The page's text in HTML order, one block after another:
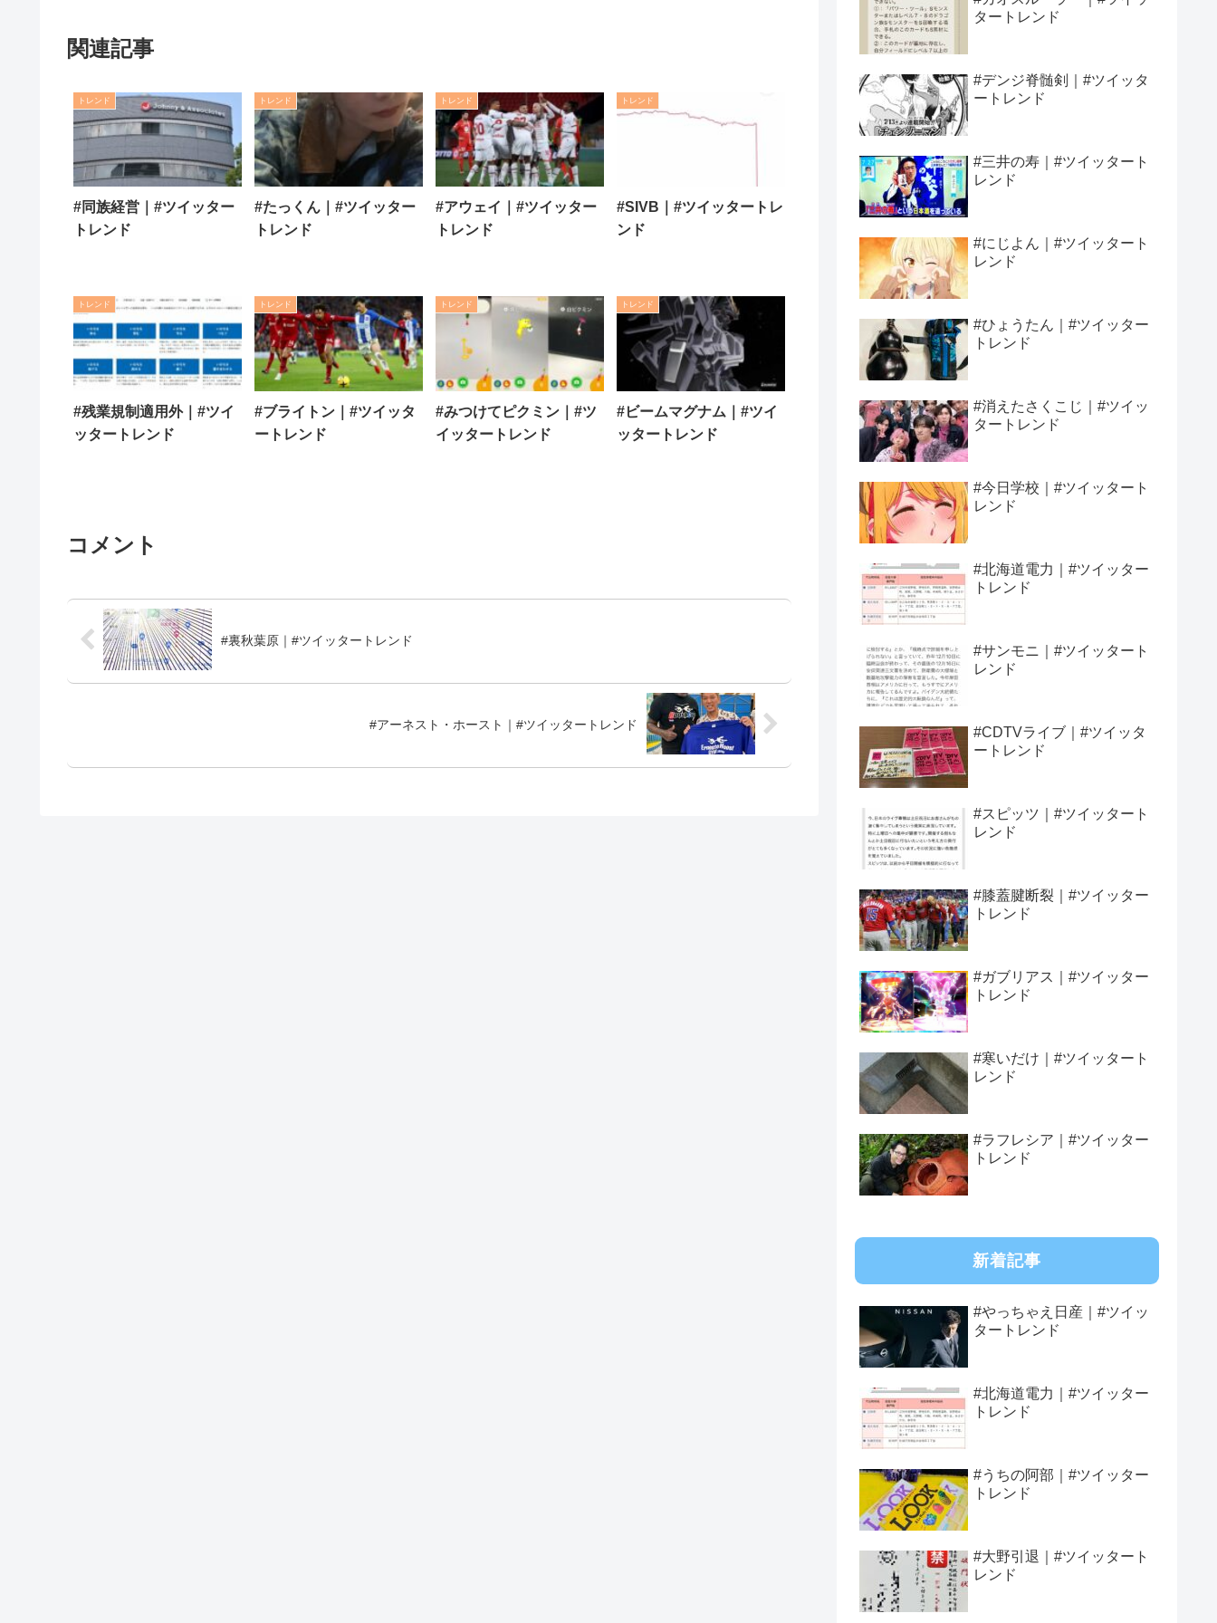
関連記事
トレンド
#同族経営｜#ツイッター
トレンド
トレンド
#たっくん｜#ツイッター
トレンド
トレンド
#アウェイ｜#ツイッター
トレンド
トレンド
#SIVB｜#ツイッタートレ
ンド
トレンド
#残業規制適用外｜#ツイ
ッタートレンド
トレンド
#ブライトン｜#ツイッタ
ートレンド
トレンド
#みつけてピクミン｜#ツ
イッタートレンド
トレンド
#ビームマグナム｜#ツイ
ッタートレンド
コメント
#裏秋葉原｜#ツイッタートレンド
#アーネスト・ホースト｜#ツイッタートレンド
タートレンド
#デンジ脊髄剣｜#ツイッタ
ートレンド
#三井の寿｜#ツイッタート
レンド
#にじよん｜#ツイッタート
レンド
#ひょうたん｜#ツイッター
トレンド
#消えたさくこじ｜#ツイッ
タートレンド
#今日学校｜#ツイッタート
レンド
#北海道電力｜#ツイッター
トレンド
#サンモニ｜#ツイッタート
レンド
#CDTVライブ｜#ツイッタ
ートレンド
#スピッツ｜#ツイッタート
レンド
#膝蓋腱断裂｜#ツイッター
トレンド
#ガブリアス｜#ツイッター
トレンド
#寒いだけ｜#ツイッタート
レンド
#ラフレシア｜#ツイッター
トレンド
新着記事
#やっちゃえ日産｜#ツイッ
タートレンド
#北海道電力｜#ツイッター
トレンド
#うちの阿部｜#ツイッター
トレンド
#大野引退｜#ツイッタート
レンド